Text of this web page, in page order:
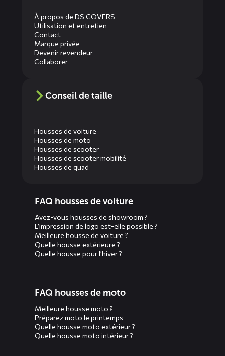
À propos de DS COVERS
Utilisation et entretien
Contact
Marque privée
Devenir revendeur
Collaborer
Conseil de taille
Housses de voiture
Housses de moto
Housses de scooter
Housses de scooter mobilité
Housses de quad
menusFAQ housses de voiture
Avez-vous housses de showroom ?
L’impression de logo est-elle possible ?
Meilleure housse de voiture ?
Quelle housse extérieure ?
Quelle housse pour l’hiver ?
FAQ housses de moto
Meilleure housse moto ?
Préparez moto le printemps
Quelle housse moto extérieur ?
Quelle housse moto intérieur ?